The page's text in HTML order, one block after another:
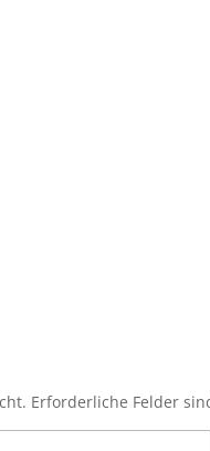
Erforderliche Felder